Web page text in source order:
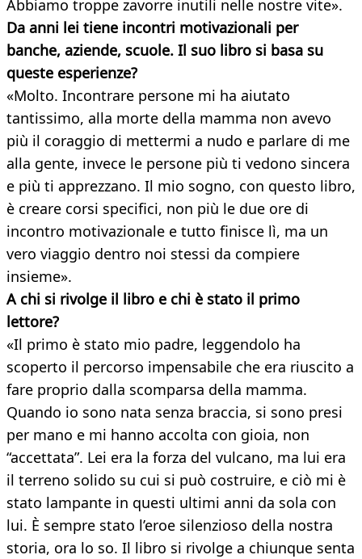
Abbiamo troppe zavorre inutili nelle nostre vite».
Da anni lei tiene incontri motivazionali per
banche, aziende, scuole. Il suo libro si basa su
queste esperienze?
«Molto. Incontrare persone mi ha aiutato
tantissimo, alla morte della mamma non avevo
più il coraggio di mettermi a nudo e parlare di me
alla gente, invece le persone più ti vedono sincera
e più ti apprezzano. Il mio sogno, con questo libro,
è creare corsi specifici, non più le due ore di
incontro motivazionale e tutto finisce lì, ma un
vero viaggio dentro noi stessi da compiere
insieme».
A chi si rivolge il libro e chi è stato il primo
lettore?
«Il primo è stato mio padre, leggendolo ha
scoperto il percorso impensabile che era riuscito a
fare proprio dalla scomparsa della mamma.
Quando io sono nata senza braccia, si sono presi
per mano e mi hanno accolta con gioia, non
“accettata”. Lei era la forza del vulcano, ma lui era
il terreno solido su cui si può costruire, e ciò mi è
stato lampante in questi ultimi anni da sola con
lui. È sempre stato l’eroe silenzioso della nostra
storia, ora lo so. Il libro si rivolge a chiunque senta